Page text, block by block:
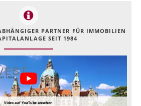
PARTNER FÜR IMMOBILIEN
SEIT 1984
Video auf YouTube ansehen